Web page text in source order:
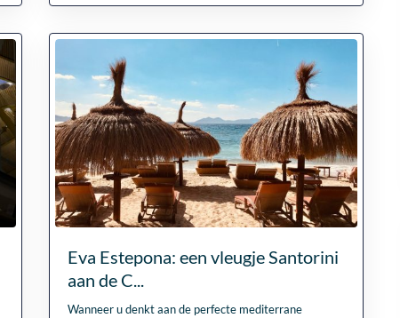
Eva Estepona: een vleugje Santorini
aan de C...
Wanneer u denkt aan de perfecte mediterrane